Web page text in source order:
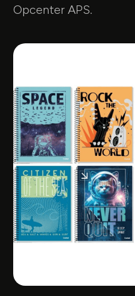
Opcenter APS.